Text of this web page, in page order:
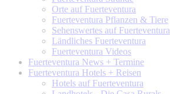
Orte auf Fuerteventura
Fuerteventura Pflanzen & Tiere
Sehenswertes auf Fuerteventura
Ländliches Fuerteventura
Fuerteventura Videos
Fuerteventura News + Termine
Fuerteventura Hotels + Reisen
Hotels auf Fuerteventura